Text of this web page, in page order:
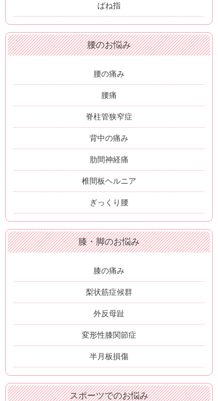
ばね指
腰のお悩み
腰の痛み
腰痛
脊柱管狭窄症
背中の痛み
肋間神経痛
椎間板ヘルニア
ぎっくり腰
膝・脚のお悩み
膝の痛み
梨状筋症候群
外反母趾
変形性膝関節症
半月板損傷
スポーツでのお悩み